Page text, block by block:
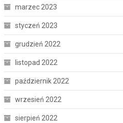
marzec 2023
styczeń 2023
grudzień 2022
listopad 2022
październik 2022
wrzesień 2022
sierpień 2022